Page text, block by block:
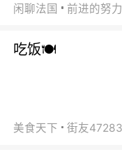
闲聊法国 前进的努力
吃饭🍽️
美食天下